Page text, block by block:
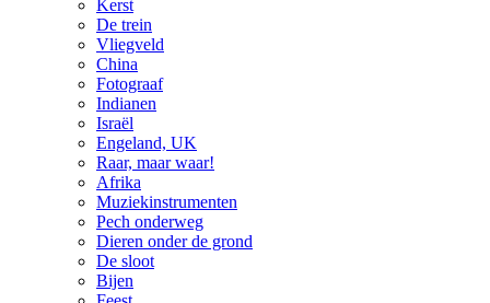
Kerst
De trein
Vliegveld
China
Fotograaf
Indianen
Israël
Engeland, UK
Raar, maar waar!
Afrika
Muziekinstrumenten
Pech onderweg
Dieren onder de grond
De sloot
Bijen